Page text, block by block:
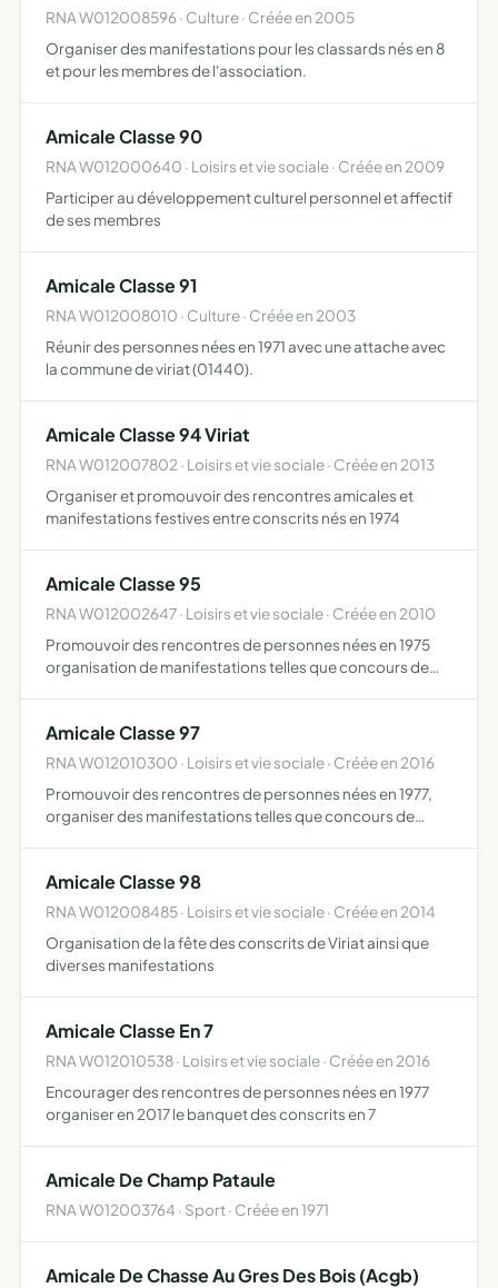
RNA W012008596 · Culture · Créée en 2005
Organiser des manifestations pour les classards nés en 8
et pour les membres de l'association.
Amicale Classe 90
RNA W012000640 · Loisirs et vie sociale · Créée en 2009
Participer au développement culturel personnel et affectif
de ses membres
Amicale Classe 91
RNA W012008010 · Culture · Créée en 2003
Réunir des personnes nées en 1971 avec une attache avec
la commune de viriat (01440).
Amicale Classe 94 Viriat
RNA W012007802 · Loisirs et vie sociale · Créée en 2013
Organiser et promouvoir des rencontres amicales et
manifestations festives entre conscrits nés en 1974
Amicale Classe 95
RNA W012002647 · Loisirs et vie sociale · Créée en 2010
Promouvoir des rencontres de personnes nées en 1975
organisation de manifestations telles que concours de
Amicale Classe 97
RNA W012010300 · Loisirs et vie sociale · Créée en 2016
Promouvoir des rencontres de personnes nées en 1977,
organiser des manifestations telles que concours de
Amicale Classe 98
RNA W012008485 · Loisirs et vie sociale · Créée en 2014
Organisation de la fête des conscrits de Viriat ainsi que
diverses manifestations
Amicale Classe En 7
RNA W012010538 · Loisirs et vie sociale · Créée en 2016
Encourager des rencontres de personnes nées en 1977
organiser en 2017 le banquet des conscrits en 7
Amicale De Champ Pataule
RNA W012003764 · Sport · Créée en 1971
Amicale De Chasse Au Gres Des Bois (Acgb)